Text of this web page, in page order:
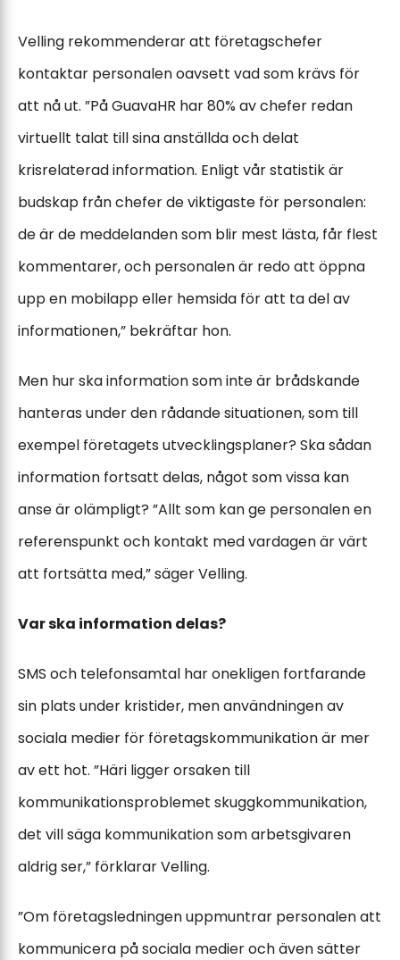
Velling rekommenderar att företagschefer
kontaktar personalen oavsett vad som krävs för
att nå ut. ”På GuavaHR har 80% av chefer redan
virtuellt talat till sina anställda och delat
krisrelaterad information. Enligt vår statistik är
budskap från chefer de viktigaste för personalen:
de är de meddelanden som blir mest lästa, får flest
kommentarer, och personalen är redo att öppna
upp en mobilapp eller hemsida för att ta del av
informationen,” bekräftar hon.
Men hur ska information som inte är brådskande
hanteras under den rådande situationen, som till
exempel företagets utvecklingsplaner? Ska sådan
information fortsatt delas, något som vissa kan
anse är olämpligt? ”Allt som kan ge personalen en
referenspunkt och kontakt med vardagen är värt
att fortsätta med,” säger Velling.
Var ska information delas?
SMS och telefonsamtal har onekligen fortfarande
sin plats under kristider, men användningen av
sociala medier för företagskommunikation är mer
av ett hot. ”Häri ligger orsaken till
kommunikationsproblemet skuggkommunikation,
det vill säga kommunikation som arbetsgivaren
aldrig ser,” förklarar Velling.
”Om företagsledningen uppmuntrar personalen att
kommunicera på sociala medier och även sätter